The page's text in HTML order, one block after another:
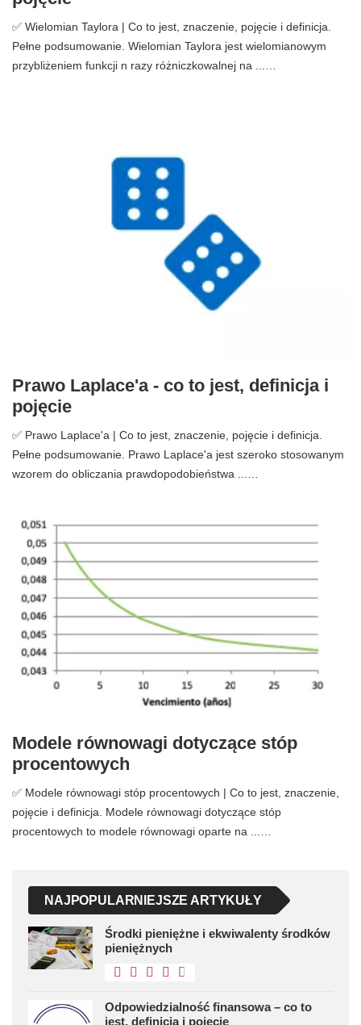
✅ Wielomian Taylora | Co to jest, znaczenie, pojęcie i definicja.
Pełne podsumowanie. Wielomian Taylora jest wielomianowym
przybliżeniem funkcji n razy różniczkowalnej na ...…
Prawo Laplace'a - co to jest, definicja i
pojęcie
✅ Prawo Laplace'a | Co to jest, znaczenie, pojęcie i definicja.
Pełne podsumowanie. Prawo Laplace'a jest szeroko stosowanym
wzorem do obliczania prawdopodobieństwa ...…
Modele równowagi dotyczące stóp
procentowych
✅ Modele równowagi stóp procentowych | Co to jest, znaczenie,
pojęcie i definicja. Modele równowagi dotyczące stóp
procentowych to modele równowagi oparte na ...…
NAJPOPULARNIEJSZE ARTYKUŁY
Środki pieniężne i ekwiwalenty środków
pieniężnych
Odpowiedzialność finansowa – co to
jest, definicja i pojęcie